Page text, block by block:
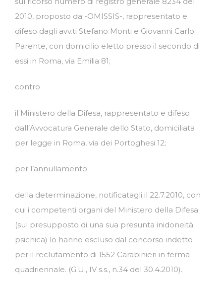
2010, proposto da -OMISSIS-, rappresentato e
difeso dagli avv.ti Stefano Monti e Giovanni Carlo
Parente, con domicilio eletto presso il secondo di
essi in Roma, via Emilia 81;
contro
il Ministero della Difesa, rappresentato e difeso
dall’Avvocatura Generale dello Stato, domiciliata
per legge in Roma, via dei Portoghesi 12;
per l’annullamento
della determinazione, notificatagli il 22.7.2010, con
cui i competenti organi del Ministero della Difesa
(sul presupposto di una sua presunta inidoneità
psichica) lo hanno escluso dal concorso indetto
per il reclutamento di 1552 Carabinieri in ferma
quadriennale. (G.U., IV s.s., n.34 del 30.4.2010).